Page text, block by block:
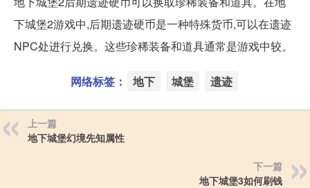
下城堡2游戏中,后期遗迹硬币是一种特殊货币,可以在遗迹
NPC处进行兑换。这些珍稀装备和道具通常是游戏中较。
网络标签： 地下 城堡 遗迹
上一篇
地下城堡幻境先知属性
下一篇
地下城堡3如何刷钱